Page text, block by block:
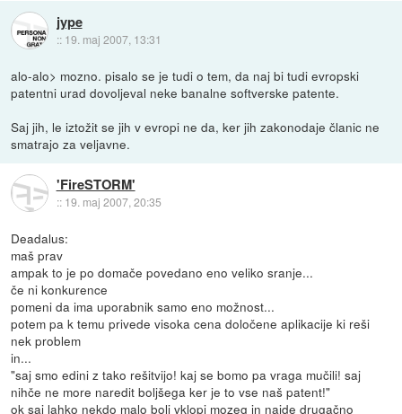
jype
:: 19. maj 2007, 13:31
alo-alo> mozno. pisalo se je tudi o tem, da naj bi tudi evropski
patentni urad dovoljeval neke banalne softverske patente.
Saj jih, le iztožit se jih v evropi ne da, ker jih zakonodaje članic ne
smatrajo za veljavne.
'FireSTORM'
:: 19. maj 2007, 20:35
Deadalus:
maš prav
ampak to je po domače povedano eno veliko sranje...
če ni konkurence
pomeni da ima uporabnik samo eno možnost...
potem pa k temu privede visoka cena določene aplikacije ki reši
nek problem
in...
"saj smo edini z tako rešitvijo! kaj se bomo pa vraga mučili! saj
nihče ne more naredit boljšega ker je to vse naš patent!"
ok saj lahko nekdo malo bolj vklopi mozeg in najde drugačno